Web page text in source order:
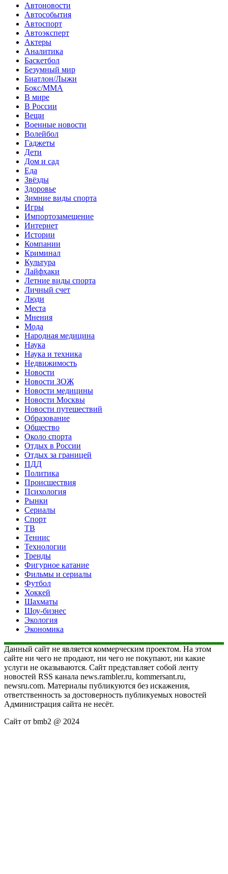
Автоновости
Автособытия
Автоспорт
Автоэксперт
Актеры
Аналитика
Баскетбол
Безумный мир
Биатлон/Лыжи
Бокс/MMA
В мире
В России
Вещи
Военные новости
Волейбол
Гаджеты
Дети
Дом и сад
Еда
Звёзды
Здоровье
Зимние виды спорта
Игры
Импортозамещение
Интернет
Истории
Компании
Криминал
Культура
Лайфхаки
Летние виды спорта
Личный счет
Люди
Места
Мнения
Мода
Народная медицина
Наука
Наука и техника
Недвижимость
Новости
Новости ЗОЖ
Новости медицины
Новости Москвы
Новости путешествий
Образование
Общество
Около спорта
Отдых в России
Отдых за границей
ПДД
Политика
Происшествия
Психология
Рынки
Сериалы
Спорт
ТВ
Теннис
Технологии
Тренды
Фигурное катание
Фильмы и сериалы
Футбол
Хоккей
Шахматы
Шоу-бизнес
Экология
Экономика
Данный сайт не является коммерческим проектом. На этом
сайте ни чего не продают, ни чего не покупают, ни какие
услуги не оказываются. Сайт представляет собой ленту
новостей RSS канала news.rambler.ru, kommersant.ru,
newsru.com. Материалы публикуются без искажения,
ответственность за достоверность публикуемых новостей
Администрация сайта не несёт.
Сайт от bmb2 @ 2024